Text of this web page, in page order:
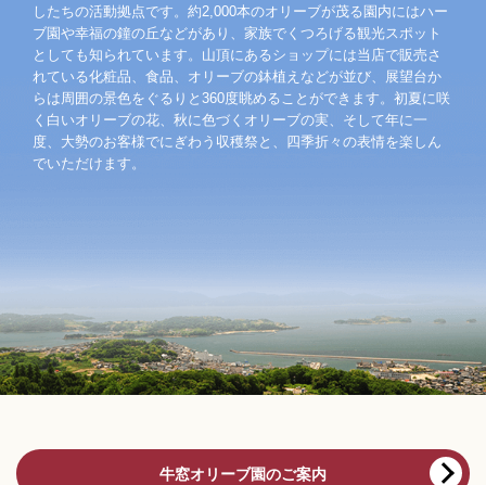
したちの活動拠点です。約2,000本のオリーブが茂る園内にはハー
ブ園や幸福の鐘の丘などがあり、家族でくつろげる観光スポット
としても知られています。山頂にあるショップには当店で販売さ
れている化粧品、食品、オリーブの鉢植えなどが並び、展望台か
らは周囲の景色をぐるりと360度眺めることができます。初夏に咲
く白いオリーブの花、秋に色づくオリーブの実、そして年に一
度、大勢のお客様でにぎわう収穫祭と、四季折々の表情を楽しん
でいただけます。
牛窓オリーブ園のご案内